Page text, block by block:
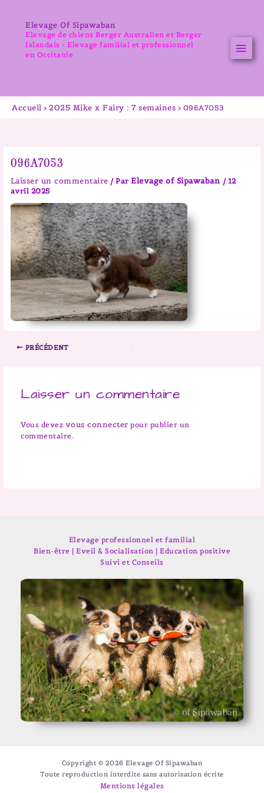
contenuElevage Of Sipawaban
Elevage de chiens Berger Australien et Berger
Islandais - Elevage familial et professionnel
en Occitanie
Accueil 2025 Mike x Fairy : 7 semaines 096A7053
096A7053
Laisser un commentaire / ParElevage of Sipawaban / 12
avril 2025
PRÉCÉDENT
Laisser un commentaire
Vous devez vous connecter pour publier un
commentaire.
Elevage professionnel et familial
Bien-être | Eveil & Socialisation | Education positive
Suivi et Conseils
Copyright © 2026 Elevage Of Sipawaban
Toute reproduction interdite sans autorisation écrite
Mentions légales